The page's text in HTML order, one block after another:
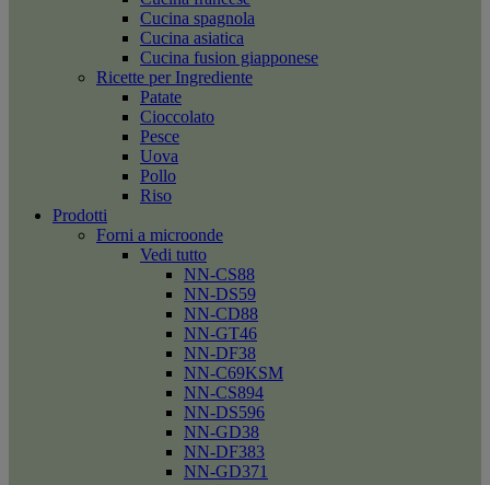
Cucina spagnola
Cucina asiatica
Cucina fusion giapponese
Ricette per Ingrediente
Patate
Cioccolato
Pesce
Uova
Pollo
Riso
Prodotti
Forni a microonde
Vedi tutto
NN-CS88
NN-DS59
NN-CD88
NN-GT46
NN-DF38
NN-C69KSM
NN-CS894
NN-DS596
NN-GD38
NN-DF383
NN-GD371